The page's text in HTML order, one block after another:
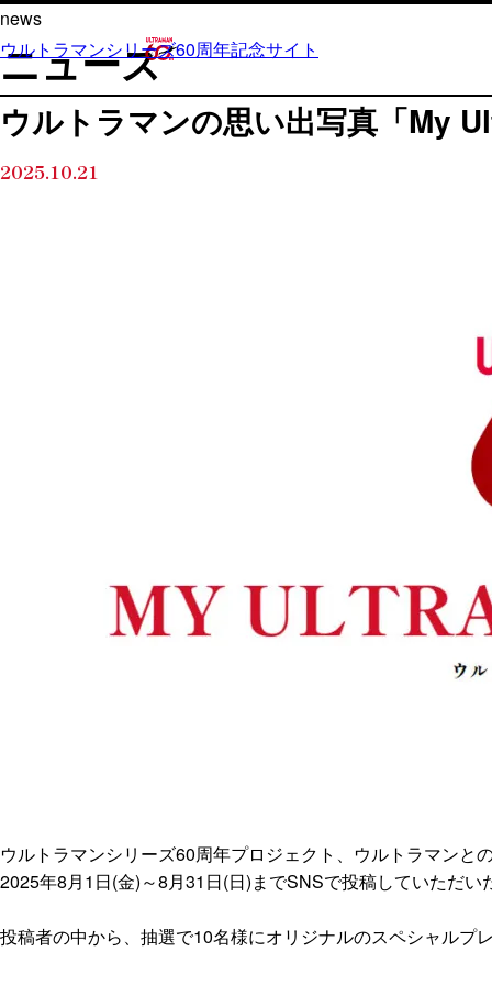
内
容
を
ス
キ
プ
ウルトラマンシリーズ60周年記念サイト
news
ニュース
ウルトラマンの思い出写真「My
2025.10.21
ウルトラマンシリーズ60周年プロジェクト、ウルトラマン
2025年8月1日(金)～8月31日(日)までSNSで投稿していただ
投稿者の中から、抽選で10名様にオリジナルのスペシャル